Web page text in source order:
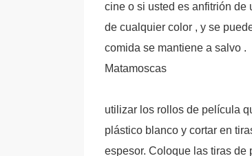
cine o si usted es anfitrión de
de cualquier color , y se
comida se mantiene a salvo .
Matamoscas
utilizar los rollos de película
plástico blanco y cortar en
espesor. Coloque las tiras de